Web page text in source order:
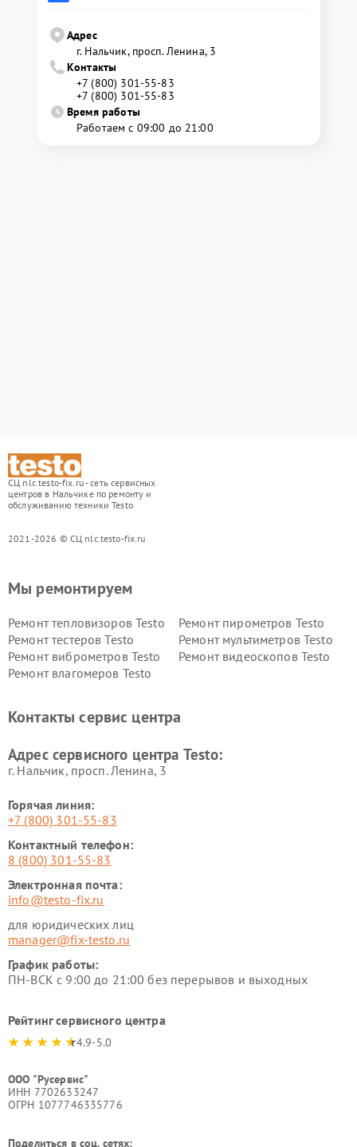
Адрес
г. Нальчик, просп. Ленина, 3
Контакты
+7 (800) 301-55-83
+7 (800) 301-55-83
Время работы
Работаем с 09:00 до 21:00
СЦ nlc.testo-fix.ru - сеть сервисных
центров в Нальчике по ремонту и
обслуживанию техники Testo
2021-2026 © СЦ nlc.testo-fix.ru
Мы ремонтируем
Ремонт тепловизоров Testo
Ремонт пирометров Testo
Ремонт тестеров Testo
Ремонт мультиметров Testo
Ремонт виброметров Testo
Ремонт видеоскопов Testo
Ремонт влагомеров Testo
Контакты сервис центра
Адрес сервисного центра Testo:
г. Нальчик, просп. Ленина, 3
Горячая линия:
+7 (800) 301-55-83
Контактный телефон:
8 (800) 301-55-83
Электронная почта:
info@testo-fix.ru
для юридических лиц
manager@fix-testo.ru
График работы:
ПН-ВСК с 9:00 до 21:00 без перерывов и выходных
Рейтинг сервисного центра
4.9-5.0
ООО "Русервис"
ИНН 7702633247
ОГРН 1077746335776
Поделиться в соц. сетях: